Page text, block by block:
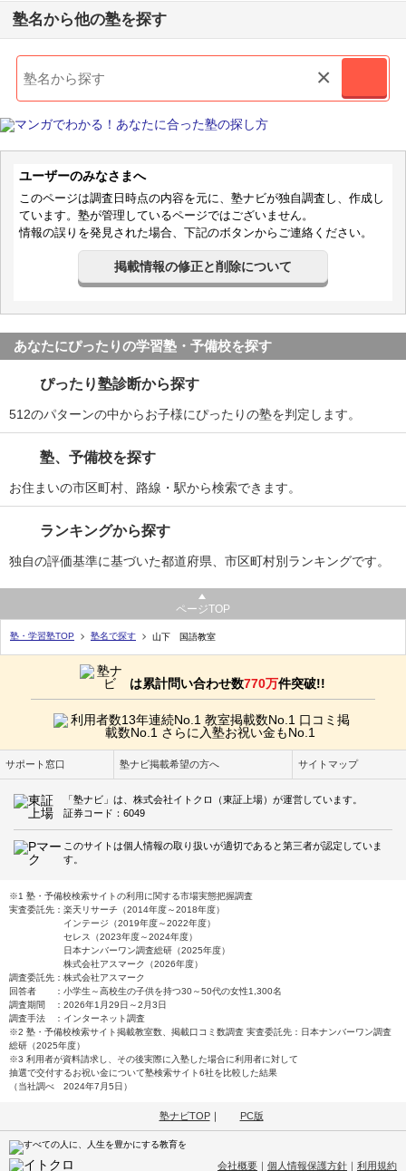
塾名から他の塾を探す
×
ユーザーのみなさまへ
このページは調査日時点の内容を元に、塾ナビが独自調査し、作成し
ています。塾が管理しているページではございません。
情報の誤りを発見された場合、下記のボタンからご連絡ください。
掲載情報の修正と削除について
あなたにぴったりの学習塾・予備校を探す
ぴったり塾診断から探す
512のパターンの中からお子様にぴったりの塾を判定します。
塾、予備校を探す
お住まいの市区町村、路線・駅から検索できます。
ランキングから探す
独自の評価基準に基づいた都道府県、市区町村別ランキングです。
ページTOP
塾・学習塾TOP 塾名で探す 山下 国語教室
は累計問い合わせ数770万件突破!!
サポート窓口 塾ナビ掲載希望の方へ サイトマップ
「塾ナビ」は、株式会社イトクロ（東証上場）が運営しています。
証券コード：6049
このサイトは個人情報の取り扱いが適切であると第三者が認定していま
す。
※1 塾・予備校検索サイトの利用に関する市場実態把握調査
実査委託先：楽天リサーチ（2014年度～2018年度）
インテージ（2019年度～2022年度）
セレス（2023年度～2024年度）
日本ナンバーワン調査総研（2025年度）
株式会社アスマーク（2026年度）
調査委託先：株式会社アスマーク
回答者 ：小学生～高校生の子供を持つ30～50代の女性1,300名
調査期間 ：2026年1月29日～2月3日
調査手法 ：インターネット調査
※2 塾・予備校検索サイト掲載教室数、掲載口コミ数調査 実査委託先：日本ナンバーワン調査
総研（2025年度）
※3 利用者が資料請求し、その後実際に入塾した場合に利用者に対して
抽選で交付するお祝い金について塾検索サイト6社を比較した結果
（当社調べ 2024年7月5日）
塾ナビTOP｜ PC版
会社概要 ｜ 個人情報保護方針 ｜ 利用規約